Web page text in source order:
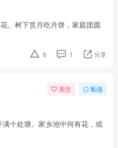
。树下赏月吃月饼，家庭团圆
6 1 分享
关注 私信
十处塘。家乡池中何有花，或